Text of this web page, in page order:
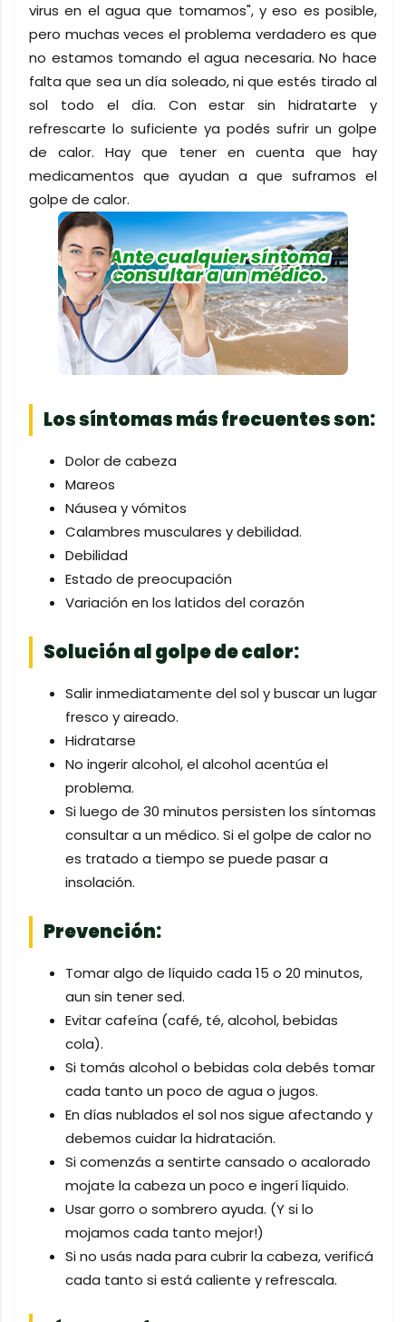
virus en el agua que tomamos", y eso es posible,
pero muchas veces el problema verdadero es que
no estamos tomando el agua necesaria. No hace
falta que sea un día soleado, ni que estés tirado al
sol todo el día. Con estar sin hidratarte y
refrescarte lo suficiente ya podés sufrir un golpe
de calor. Hay que tener en cuenta que hay
medicamentos que ayudan a que suframos el
golpe de calor.
Los síntomas más frecuentes son:
Dolor de cabeza
Mareos
Náusea y vómitos
Calambres musculares y debilidad.
Debilidad
Estado de preocupación
Variación en los latidos del corazón
Solución al golpe de calor:
Salir inmediatamente del sol y buscar un lugar
fresco y aireado.
Hidratarse
No ingerir alcohol, el alcohol acentúa el
problema.
Si luego de 30 minutos persisten los síntomas
consultar a un médico. Si el golpe de calor no
es tratado a tiempo se puede pasar a
insolación.
Prevención:
Tomar algo de líquido cada 15 o 20 minutos,
aun sin tener sed.
Evitar cafeína (café, té, alcohol, bebidas
cola).
Si tomás alcohol o bebidas cola debés tomar
cada tanto un poco de agua o jugos.
En días nublados el sol nos sigue afectando y
debemos cuidar la hidratación.
Si comenzás a sentirte cansado o acalorado
mojate la cabeza un poco e ingerí líquido.
Usar gorro o sombrero ayuda. (Y si lo
mojamos cada tanto mejor!)
Si no usás nada para cubrir la cabeza, verificá
cada tanto si está caliente y refrescala.